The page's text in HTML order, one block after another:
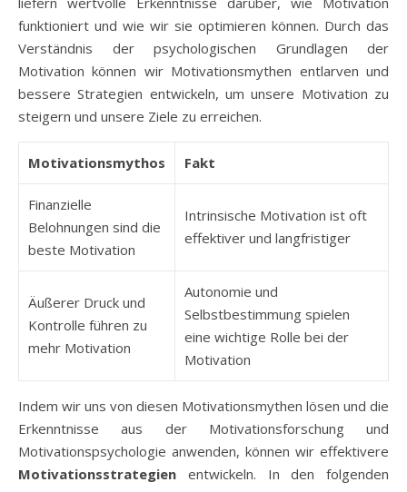
funktioniert und wie wir sie optimieren können. Durch das
Verständnis der psychologischen Grundlagen der
Motivation können wir Motivationsmythen entlarven und
bessere Strategien entwickeln, um unsere Motivation zu
steigern und unsere Ziele zu erreichen.
Motivationsmythos Fakt
Finanzielle
Belohnungen sind die
beste Motivation
Intrinsische Motivation ist oft
effektiver und langfristiger
Äußerer Druck und
Kontrolle führen zu
mehr Motivation
Autonomie und
Selbstbestimmung spielen
eine wichtige Rolle bei der
Motivation
Indem wir uns von diesen Motivationsmythen lösen und die
Erkenntnisse aus der Motivationsforschung und
Motivationspsychologie anwenden, können wir effektivere
Motivationsstrategien entwickeln. In den folgenden